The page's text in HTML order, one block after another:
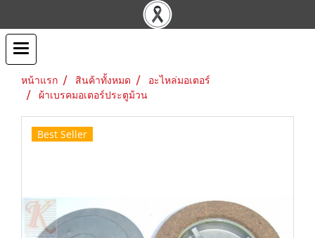
หน้าแรก สินค้าทั้งหมด
อะไหล่มอเตอร์
ผ้าเบรคมอเตอร์ประตูม้วน
Best Seller